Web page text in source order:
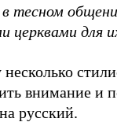
тесном
церквами для
несколько
внимание и
русский.